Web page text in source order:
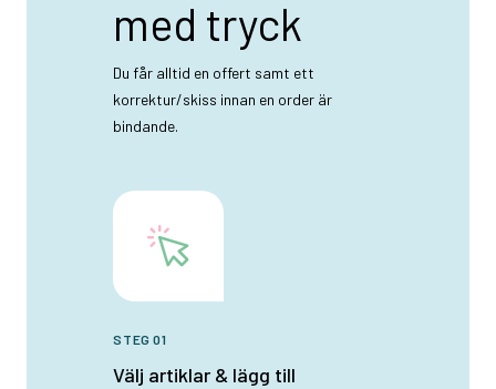
med tryck
Du får alltid en offert samt ett
korrektur/skiss innan en order är
bindande.
STEG 01
Välj artiklar & lägg till